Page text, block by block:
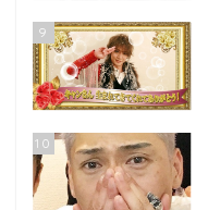
9
10